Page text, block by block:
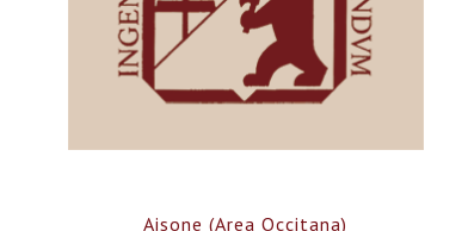
Aisone (Area Occitana)